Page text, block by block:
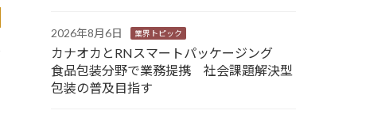
2026年8月6日 業界トピック
カナオカとRNスマートパッケージング
食品包装分野で業務提携 社会課題解決型
包装の普及目指す